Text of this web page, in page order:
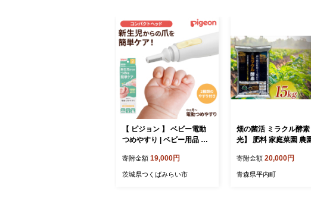
【 ピジョン 】 ベビー電動
つめやすり | ベビー用品 赤
ベビーグッズ 赤ちゃん ベビ
ー 便利グッズ 便利アイテム
寄附金額 19,000円
茨城県つくばみらい市
畑の菌活 ミラクル酵
光】 肥料 家庭菜園 農
ニング F21J-153
寄附金額 20,000円
青森県平内町